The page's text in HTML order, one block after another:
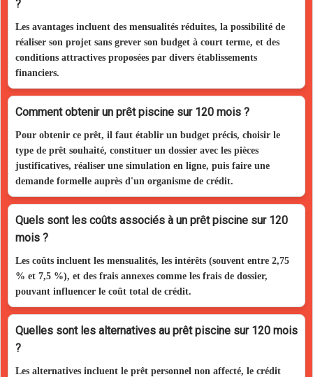
?
Les avantages incluent des mensualités réduites, la possibilité de
réaliser son projet sans grever son budget à court terme, et des
conditions attractives proposées par divers établissements
financiers.
Comment obtenir un prêt piscine sur 120 mois ?
Pour obtenir ce prêt, il faut établir un budget précis, choisir le
type de prêt souhaité, constituer un dossier avec les pièces
justificatives, réaliser une simulation en ligne, puis faire une
demande formelle auprès d'un organisme de crédit.
Quels sont les coûts associés à un prêt piscine sur 120
mois ?
Les coûts incluent les mensualités, les intérêts (souvent entre 2,75
% et 7,5 %), et des frais annexes comme les frais de dossier,
pouvant influencer le coût total de crédit.
Quelles sont les alternatives au prêt piscine sur 120 mois
?
Les alternatives incluent le prêt personnel non affecté, le crédit